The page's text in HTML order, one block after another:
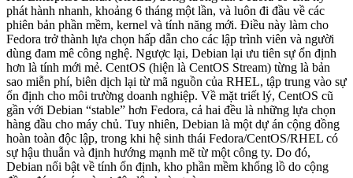
phát hành nhanh, khoảng 6 tháng một lần, và luôn đi đầu về các
phiên bản phần mềm, kernel và tính năng mới. Điều này làm cho
Fedora trở thành lựa chọn hấp dẫn cho các lập trình viên và người
dùng đam mê công nghệ. Ngược lại, Debian lại ưu tiên sự ổn định
hơn là tính mới mẻ. CentOS (hiện là CentOS Stream) từng là bản
sao miễn phí, biên dịch lại từ mã nguồn của RHEL, tập trung vào sự
ổn định cho môi trường doanh nghiệp. Về mặt triết lý, CentOS cũ
gần với Debian “stable” hơn Fedora, cả hai đều là những lựa chọn
hàng đầu cho máy chủ. Tuy nhiên, Debian là một dự án cộng đồng
hoàn toàn độc lập, trong khi hệ sinh thái Fedora/CentOS/RHEL có
sự hậu thuẫn và định hướng mạnh mẽ từ một công ty. Do đó,
Debian nổi bật về tính ổn định, kho phần mềm khổng lồ do cộng